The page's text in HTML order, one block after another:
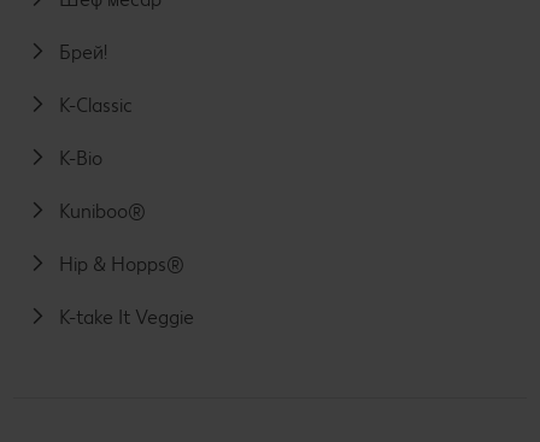
Брей!
K-Classic
K-Bio
Kuniboo®
Hip & Hopps®
K-take It Veggie